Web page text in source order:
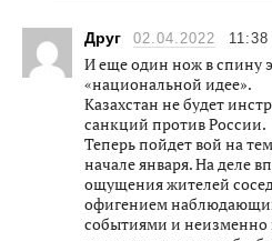
Друг 02.04.2022 11:38
И еще один нож в спину
«национальной идее».
Казахстан не будет
санкций против России.
Теперь пойдет вой на
начале января. На деле
ощущения жителей
офигением
событиями и